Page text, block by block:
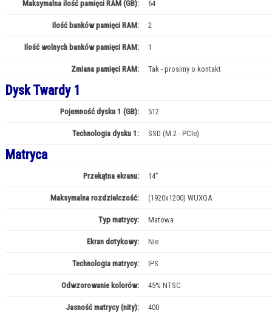
Maksymalna ilość pamięci RAM (GB): 64
Ilość banków pamięci RAM: 2
Ilość wolnych banków pamięci RAM: 1
Zmiana pamięci RAM: Tak - prosimy o kontakt
Dysk Twardy 1
Pojemność dysku 1 (GB): 512
Technologia dysku 1: SSD (M.2 - PCIe)
Matryca
Przekątna ekranu: 14"
Maksymalna rozdzielczość: (1920x1200) WUXGA
Typ matrycy: Matowa
Ekran dotykowy: Nie
Technologia matrycy: IPS
Odwzorowanie kolorów: 45% NTSC
Jasność matrycy (nity): 400